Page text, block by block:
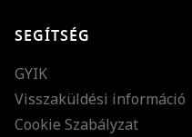
SEGÍTSÉG
GYIK
Visszaküldési információ
Cookie Szabályzat